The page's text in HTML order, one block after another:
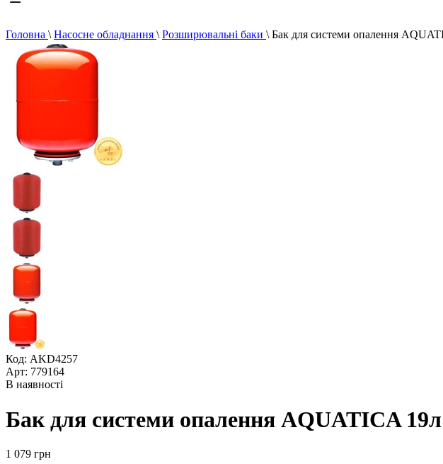
Головна \ Насосне обладнання \ Розширювальні баки \ Бак для системи опалення
Код: AKD4257
Арт: 779164
В наявності
Бак для системи опалення AQUATICA
1 079 грн